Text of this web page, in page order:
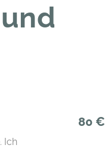
Ich
80 €